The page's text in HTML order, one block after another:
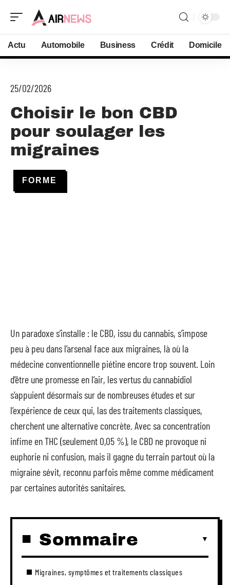
Actu Automobile Business Crédit Domicile
25/02/2026
Choisir le bon CBD
pour soulager les
migraines
FORME
Un paradoxe s’installe : le CBD, issu du cannabis, s’impose
peu à peu dans l’arsenal face aux migraines, là où la
médecine conventionnelle piétine encore trop souvent. Loin
d’être une promesse en l’air, les vertus du cannabidiol
s’appuient désormais sur de nombreuses études et sur
l’expérience de ceux qui, las des traitements classiques,
cherchent une alternative concrète. Avec sa concentration
infime en THC (seulement 0,05 %), le CBD ne provoque ni
euphorie ni confusion, mais il gagne du terrain partout où la
migraine sévit, reconnu parfois même comme médicament
par certaines autorités sanitaires.
Sommaire
Migraines, symptômes et traitements classiques